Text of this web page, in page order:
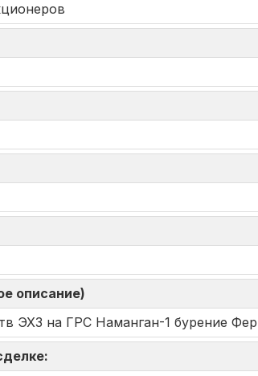
описание)
ЭХЗ на ГРС Наманган-1 бурение